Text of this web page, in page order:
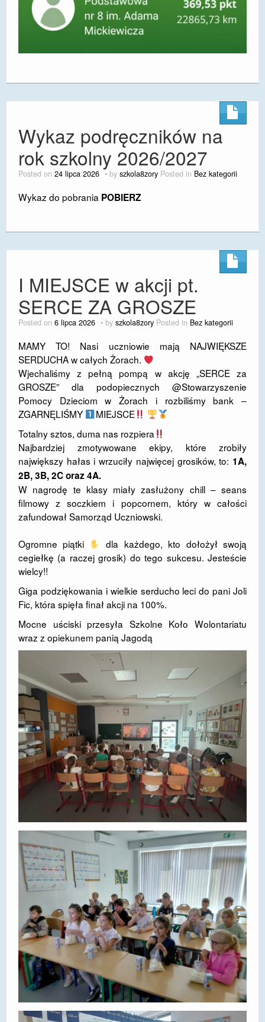
Wykaz podręczników na
rok szkolny 2026/2027
Posted on 24 lipca 2026 by szkola8zory Posted in Bez kategorii
Wykaz do pobrania POBIERZ
I MIEJSCE w akcji pt.
SERCE ZA GROSZE
Posted on 6 lipca 2026 by szkola8zory Posted in Bez kategorii
MAMY TO! Nasi uczniowie mają NAJWIĘKSZE
SERDUCHA w całych Żorach.
​Wjechaliśmy z pełną pompą w akcję „SERCE za
GROSZE” dla podopiecznych @Stowarzyszenie
Pomocy Dzieciom w Żorach i rozbiliśmy bank –
ZGARNĘLIŚMY
MIEJSCE
Totalny sztos, duma nas rozpiera
​Najbardziej zmotywowane ekipy, które zrobiły
największy hałas i wrzuciły najwięcej grosików, to: 1A,
2B, 3B, 2C oraz 4A.
​W nagrodę te klasy miały zasłużony chill – seans
filmowy z soczkiem i popcornem, który w całości
zafundował Samorząd Uczniowski.
​Ogromne piątki
dla każdego, kto dołożył swoją
cegiełkę (a raczej grosik) do tego sukcesu. Jesteście
wielcy!!
​Giga podziękowania i wielkie serducho leci do pani Joli
Fic, która spięła finał akcji na 100%.
Mocne uściski przesyła Szkolne Koło Wolontariatu
wraz z opiekunem panią Jagodą